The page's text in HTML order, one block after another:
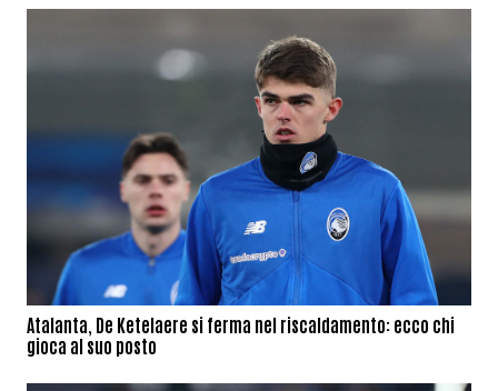
Atalanta, De Ketelaere si ferma nel riscaldamento: ecco chi
gioca al suo posto